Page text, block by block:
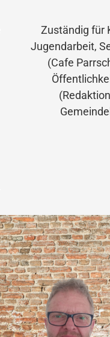
Zuständig für
Jugendarbeit,
(Cafe